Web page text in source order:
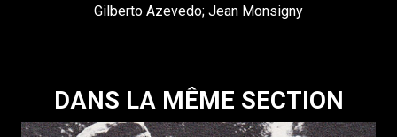
Gilberto Azevedo; Jean Monsigny
DANS LA MÊME SECTION